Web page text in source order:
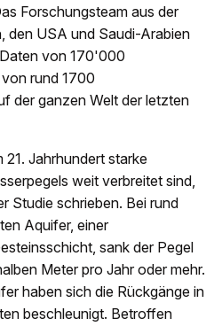
Forschungsteam aus der
den USA und Saudi-Arabien
von 170'000
rund 1700
der ganzen Welt der letzten
21. Jahrhundert starke
weit verbreitet sind,
Studie schrieben. Bei rund
Aquifer, einer
sank der Pegel
Meter pro Jahr oder mehr.
haben sich die Rückgänge in
beschleunigt. Betroffen